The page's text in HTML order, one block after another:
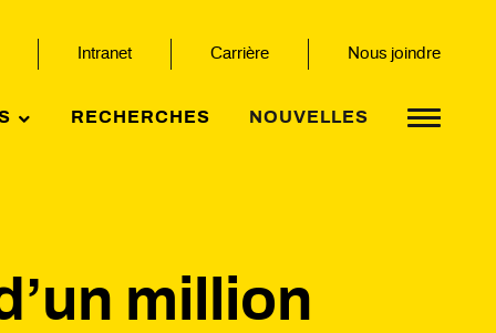
Intranet Carrière Nous joindre
RECHERCHES NOUVELLES
million